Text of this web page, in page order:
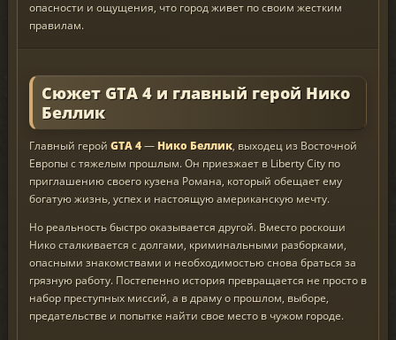
опасности и ощущения, что город живет по своим жестким
правилам.
Сюжет GTA 4 и главный герой Нико
Беллик
Главный герой GTA 4— Нико Беллик, выходец из Восточной
Европы с тяжелым прошлым. Он приезжает в Liberty City по
приглашению своего кузена Романа, который обещает ему
богатую жизнь, успех и настоящую американскую мечту.
Но реальность быстро оказывается другой. Вместо роскоши
Нико сталкивается с долгами, криминальными разборками,
опасными знакомствами и необходимостью снова браться за
грязную работу. Постепенно история превращается не просто в
набор преступных миссий, а в драму о прошлом, выборе,
предательстве и попытке найти свое место в чужом городе.